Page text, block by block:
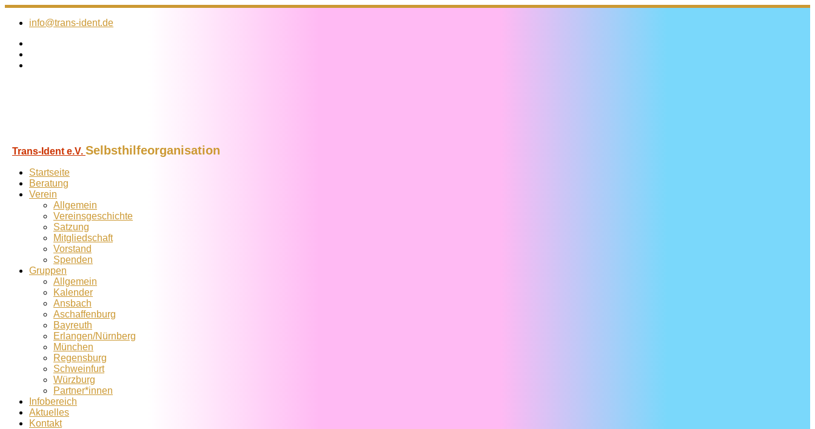
Zum
Inhalt
info@trans-ident.de
Trans-Ident e.V. Selbsthilfeorganisation
Startseite
Beratung
Verein
Allgemein
Vereins­geschichte
Satzung
Mitglied­schaft
Vorstand
Spenden
Gruppen
Allgemein
Kalender
Ansbach
Aschaffenburg
Bayreuth
Erlangen/Nürnberg
München
Regensburg
Schweinfurt
Würzburg
Partner*innen
Infobereich
Aktuelles
Kontakt